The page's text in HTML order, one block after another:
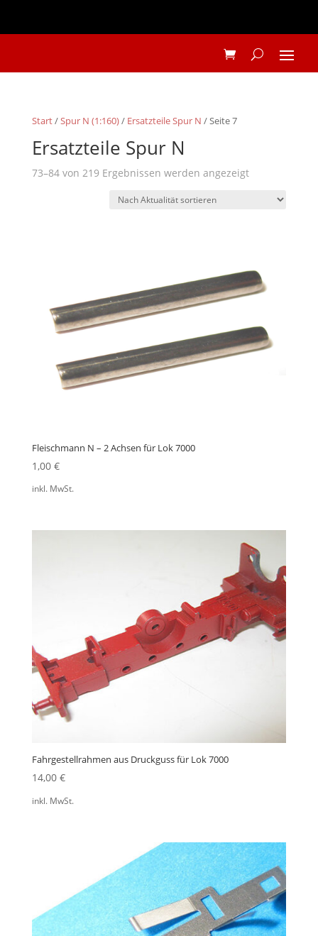
Start/Spur N (1:160)/ Ersatzteile Spur N / Seite 7
Ersatzteile Spur N
73–84 von 219 Ergebnissen werden angezeigtNach
sortiert
Fleischmann N – 2 Achsen für Lok 7000
1,00 €
inkl. MwSt.
Fahrgestellrahmen aus Druckguss für Lok 7000
14,00 €
inkl. MwSt.